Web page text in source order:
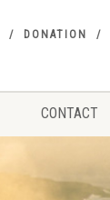
DONATION
CONTACT